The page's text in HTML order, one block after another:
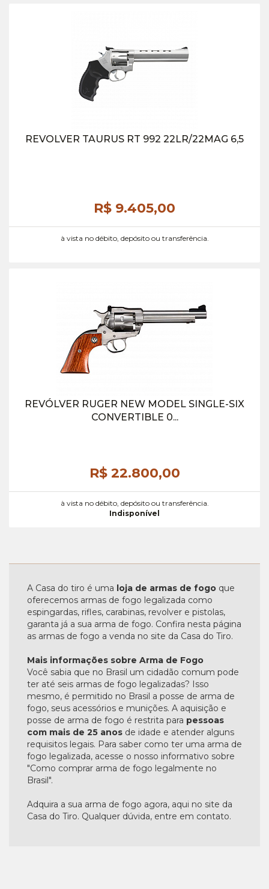
REVOLVER TAURUS RT 992 22LR/22MAG 6,5
R$ 9.405,00
à vista no débito, depósito ou transferência.
REVÓLVER RUGER NEW MODEL SINGLE-SIX
CONVERTIBLE 0...
R$ 22.800,00
à vista no débito, depósito ou transferência.
Indisponível
A Casa do tiro é uma loja de armas de fogo que
oferecemos armas de fogo legalizada como
espingardas, rifles, carabinas, revolver e pistolas,
garanta já a sua arma de fogo. Confira nesta página
as armas de fogo a venda no site da Casa do Tiro.
Mais informações sobre Arma de Fogo
Você sabia que no Brasil um cidadão comum pode
ter até seis armas de fogo legalizadas? Isso
mesmo, é permitido no Brasil a posse de arma de
fogo, seus acessórios e munições. A aquisição e
posse de arma de fogo é restrita para pessoas
com mais de 25 anos de idade e atender alguns
requisitos legais. Para saber como ter uma arma de
fogo legalizada, acesse o nosso informativo sobre
"Como comprar arma de fogo legalmente no
Brasil".
Adquira a sua arma de fogo agora, aqui no site da
Casa do Tiro. Qualquer dúvida, entre em contato.